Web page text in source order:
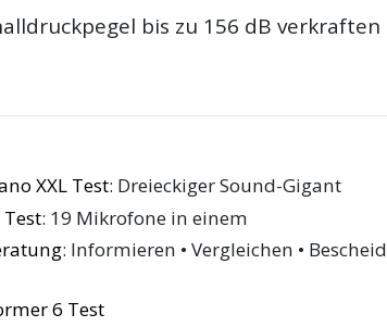
bis zu 156 dB verkraften
XXL Test: Dreieckiger Sound-Gigant
: 19 Mikrofone in einem
: Informieren • Vergleichen • Bescheid
6 Test